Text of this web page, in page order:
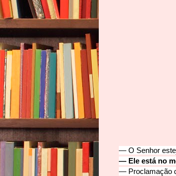
— O Senhor
— Ele está no
— Proclamação